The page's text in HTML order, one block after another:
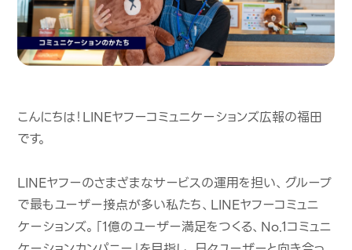
こんにちは！LINEヤフーコミュニケーションズ広報の福田
です。
LINEヤフーのさまざまなサービスの運用を担い、グループ
で最もユーザー接点が多い私たち、LINEヤフーコミュニ
ケーションズ。「1億のユーザー満足をつくる、No.1コミュニ